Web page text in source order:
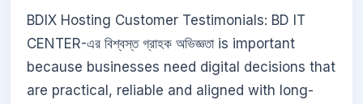
BDIX Hosting Customer Testimonials: BD IT
CENTER-এর বিশ্বস্ত গ্রাহক অভিজ্ঞতা is important
because businesses need digital decisions that
are practical, reliable and aligned with long-